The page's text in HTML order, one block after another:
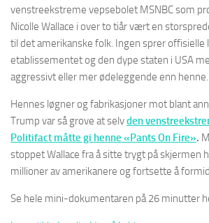
venstreekstreme vepsebolet MSNBC som
Nicolle Wallace i over to tiår vært en
til det amerikanske folk. Ingen sprer offisielle
etablissementet og den dype staten i USA
aggressivt eller mer ødeleggende enn henne.
Hennes løgner og fabrikasjoner mot blant
Trump var så grove at selvden
Politifact måtte gi henne «Pants On Fire».
stoppet Wallace fra å sitte trygt på skjermen
millioner av amerikanere og fortsette å
Se hele mini-dokumentaren på 26 minutter